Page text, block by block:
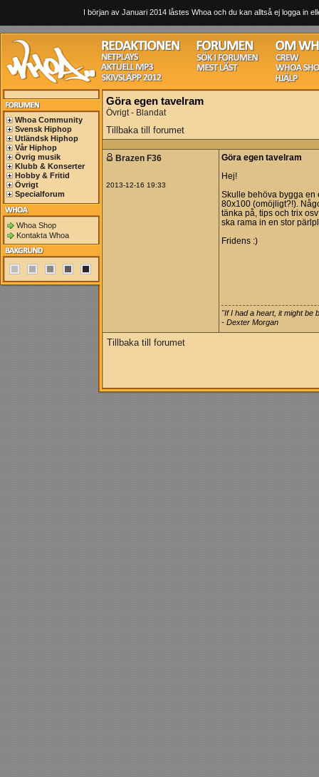
I början av Januari 2014 låstes Whoa och du kan alltså ej logga in
Whoa Community
Svensk Hiphop
Utländsk Hiphop
Vår Hiphop
Övrig musik
Klubb & Konserter
Hobby & Fritid
Övrigt
Specialforum
Whoa Shop
Kontakta Whoa
Göra egen tavelram
Övrigt - Blandat
Tillbaka till forumet
Brazen F36
2013-12-16 19:33
Göra egen tavelram
Hej!
Skulle behöva bygga en
80x100 (omöjligt?!).
tänka på, tips och trix
ska rama in en stor
Fridens :)
"If I had a heart, it might be
- Dexter Morgan
Tillbaka till forumet